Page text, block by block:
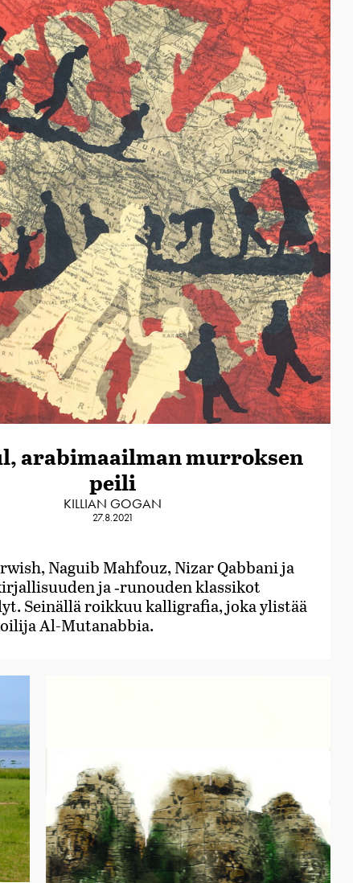
arabimaailman murroksen
peili
KILLIAN GOGAN
27.8.2021
Naguib Mahfouz, Nizar Qabbani ja
ja ‑runouden klassikot
Seinällä roikkuu kalligrafia, joka ylistää
Al-Mutanabbia.